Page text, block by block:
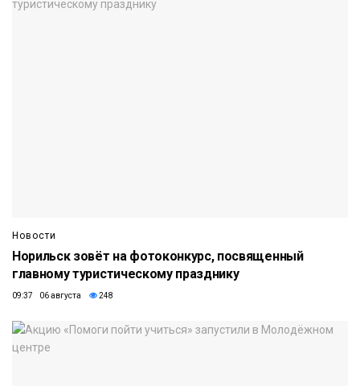
Новости
Норильск зовёт на фотоконкурс, посвященный
главному туристическому празднику
09:37 06 августа 248